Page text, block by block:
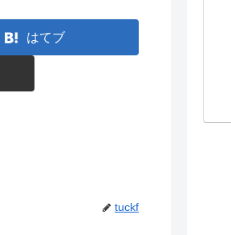
はてブ
tuckf